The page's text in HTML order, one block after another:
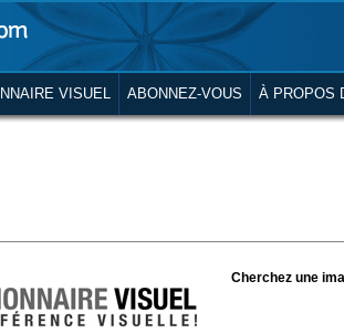
VISUEL ABONNEZ-VOUS À PROPOS
Cherchez une